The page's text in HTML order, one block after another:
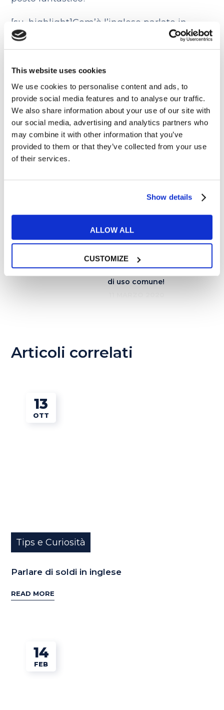
This website uses cookies
We use cookies to personalise content and ads, to
provide social media features and to analyse our traffic.
We also share information about your use of our site with
our social media, advertising and analytics partners who
may combine it with other information that you’ve
provided to them or that they’ve collected from your use
of their services.
Show details
ALLOW ALL
CUSTOMIZE
[su_highlight]Com’è l’inglese parlato in
India?[/su_highlight]
L’accento riflette le influenze multietniche
del paese: l’inglese qui è più cantato e certi
suoni sono più enfatizzati di altri.
E tu che tipo sei? Preferisci i grattacieli di
New York o i paesaggi del Medio Oriente?
L’inglese puoi trovarlo in tante forme e
presso tante culture diverse… a te la scelta!
Corso di inglese e lavoro: 7
consigli su come studiare
inglese lavorando
26 FEBBRAIO 2020
Fare la spesa in inglese:
nomi delle verdure e termini
di uso comune!
Articoli correlati
13
OTT
Tips e Curiosità
Parlare di soldi in inglese
READ MORE
14
FEB